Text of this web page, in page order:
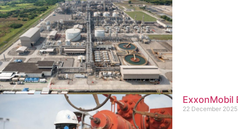
ExxonMobil
22 December 2025